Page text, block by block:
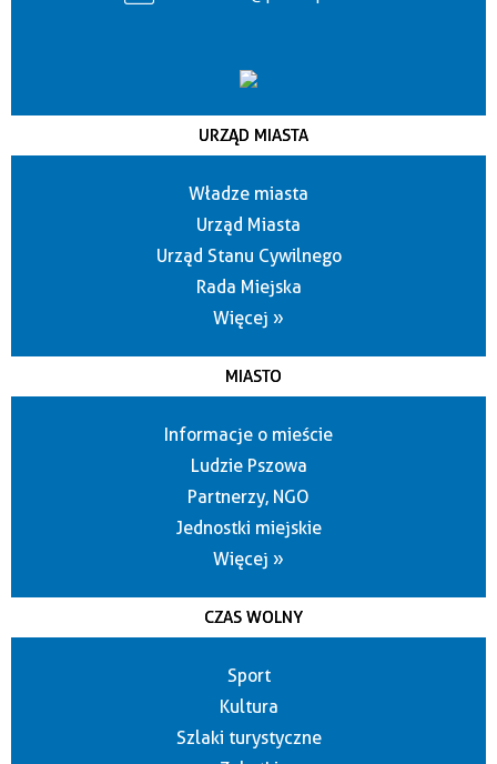
URZĄD MIASTA
Władze miasta
Urząd Miasta
Urząd Stanu Cywilnego
Rada Miejska
Więcej »
MIASTO
Informacje o mieście
Ludzie Pszowa
Partnerzy, NGO
Jednostki miejskie
Więcej »
CZAS WOLNY
Sport
Kultura
Szlaki turystyczne